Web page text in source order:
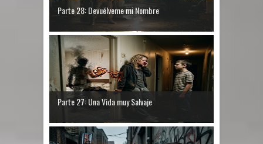
Parte 28: Devuélveme mi Nombre
Parte 27: Una Vida muy Salvaje